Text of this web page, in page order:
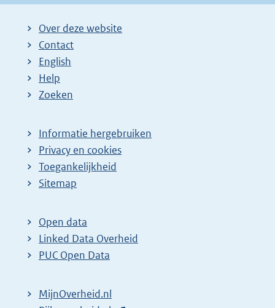
Over deze website
Contact
English
Help
Zoeken
Informatie hergebruiken
Privacy en cookies
Toegankelijkheid
Sitemap
Open data
Linked Data Overheid
PUC Open Data
MijnOverheid.nl